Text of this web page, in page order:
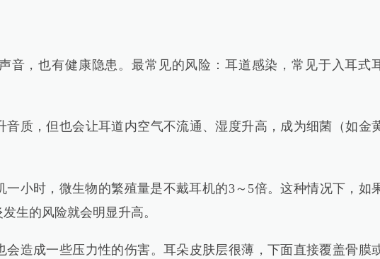
，也有健康隐患。最常见的风险：耳道感染，常见于入耳式
质，但也会让耳道内空气不流通、湿度升高，成为细菌（如金
小时，微生物的繁殖量是不戴耳机的3～5倍。这种情况下，如
生的风险就会明显升高。
造成一些压力性的伤害。耳朵皮肤层很薄，下面直接覆盖骨膜